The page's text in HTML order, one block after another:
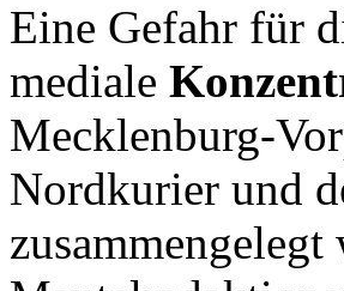
Eine Gefahr für
mediale
Mecklenburg-
Nordkurier und